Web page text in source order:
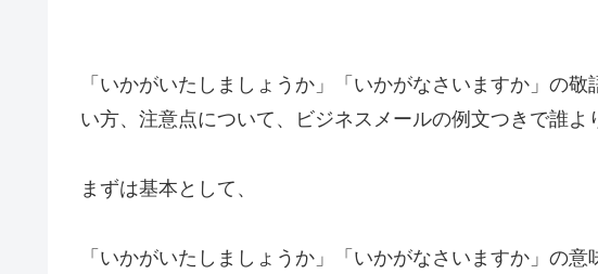
「いかがいたしましょうか」「いかがなさいますか」の
い方、注意点について、ビジネスメールの例文つきで誰よ
まずは基本として、
「いかがいたしましょうか」「いかがなさいますか」の意